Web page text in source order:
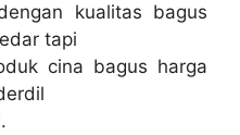
kualitas bagus
tapi
cina bagus harga